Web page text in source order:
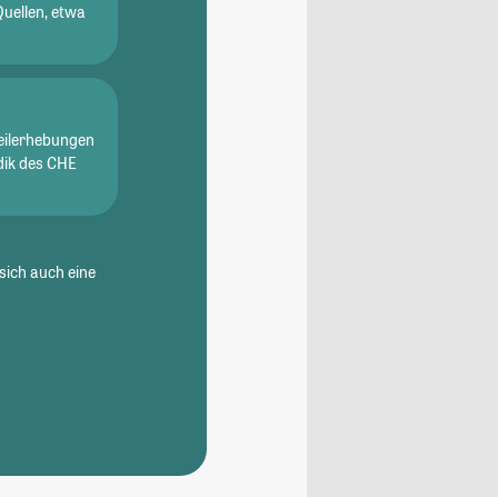
etwa
des CHE
auch eine